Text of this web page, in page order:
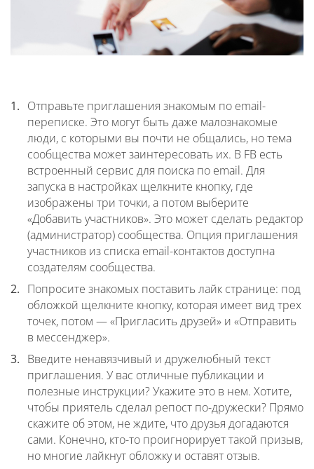
Отправьте приглашения знакомым по email-
переписке. Это могут быть даже малознакомые
люди, с которыми вы почти не общались, но тема
сообщества может заинтересовать их. В FB есть
встроенный сервис для поиска по email. Для
запуска в настройках щелкните кнопку, где
изображены три точки, а потом выберите
«Добавить участников». Это может сделать редактор
(администратор) сообщества. Опция приглашения
участников из списка email-контактов доступна
создателям сообщества.
Попросите знакомых поставить лайк странице: под
обложкой щелкните кнопку, которая имеет вид трех
точек, потом — «Пригласить друзей» и «Отправить
в мессенджер».
Введите ненавязчивый и дружелюбный текст
приглашения. У вас отличные публикации и
полезные инструкции? Укажите это в нем. Хотите,
чтобы приятель сделал репост по-дружески? Прямо
скажите об этом, не ждите, что друзья догадаются
сами. Конечно, кто-то проигнорирует такой призыв,
но многие лайкнут обложку и оставят отзыв.